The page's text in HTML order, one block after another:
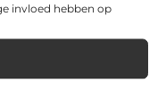
invloed hebben op